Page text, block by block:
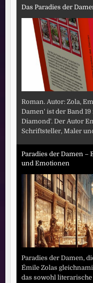
Das Paradies der
Roman. Autor: Zola,
Damen' ist der Band
Diamond'. Der Autor
Schriftsteller, Maler
Paradies der Damen –
und Emotionen
Paradies der Damen,
Émile Zolas
das sowohl